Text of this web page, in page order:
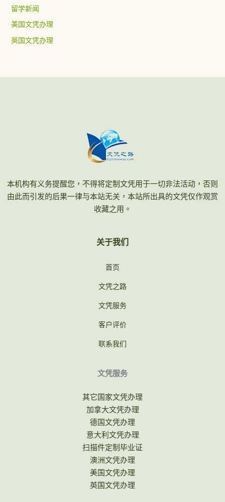
留学新闻
美国文凭办理
英国文凭办理
本机构有义务提醒您，不得将定制文凭用于一切非法活动，否则
由此而引发的后果一律与本站无关，本站所出具的文凭仅作观赏
收藏之用。
关于我们
首页
文凭之路
文凭服务
客户评价
联系我们
文凭服务
其它国家文凭办理
加拿大文凭办理
德国文凭办理
意大利文凭办理
扫描件定制毕业证
澳洲文凭办理
美国文凭办理
英国文凭办理